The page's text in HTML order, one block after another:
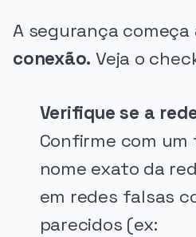
A segurança começa
conexão. Veja o
Verifique se a
Confirme com
nome exato da
em redes falsas
parecidos (ex: